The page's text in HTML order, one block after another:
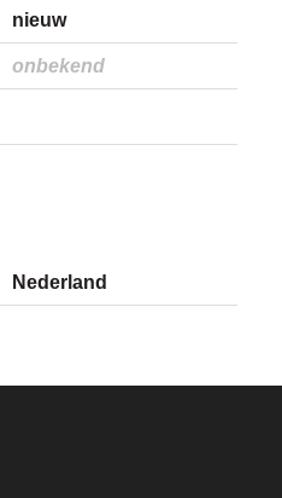
nieuw
onbekend
Nederland